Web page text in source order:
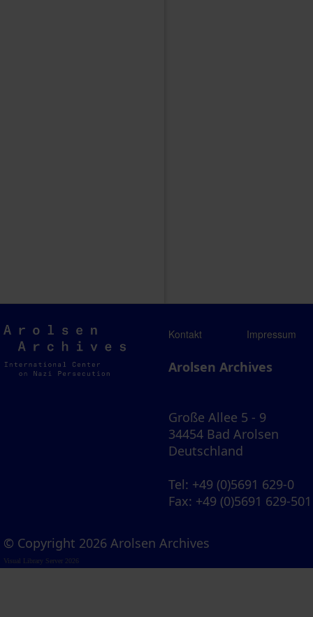
Arolsen
Archives
Kontakt Impressum
Arolsen Archives
Große Allee 5 - 9
34454 Bad Arolsen
Deutschland
Tel: +49 (0)5691 629-0
Fax: +49 (0)5691 629-501
© Copyright 2026 Arolsen Archives
Visual Library Server 2026